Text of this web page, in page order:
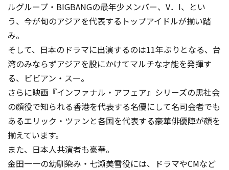
ルグループ・BIGBANGの最年少メンバー、V．I、とい
う、今が旬のアジアを代表するトップアイドルが揃い踏
み。
そして、日本のドラマに出演するのは11年ぶりとなる、台
湾のみならずアジアを股にかけてマルチな才能を発揮す
る、ビビアン・スー。
さらに映画『インファナル・アフェア』シリーズの黒社会
の顔役で知られる香港を代表する名優にして名司会者でも
あるエリック・ツァンと各国を代表する豪華俳優陣が顔を
揃えています。
また、日本人共演者も豪華。
金田一一の幼馴染み・七瀬美雪役には、ドラマやCMなど